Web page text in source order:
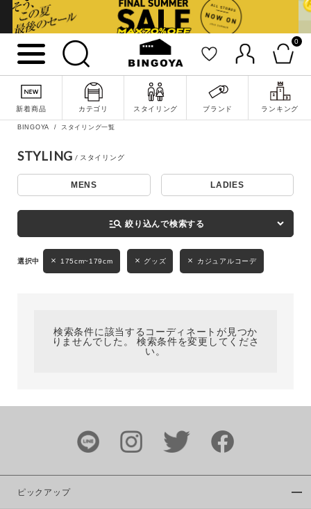
0
新着商品 カテゴリ スタイリング ブランド ランキング
詳細検索
BINGOYA スタイリング一覧
STYLING
MENS LADIES
manage_search 絞り込んで検索する
175cm~179cm グッズ カジュアルコーデ
検索条件に該当するコーディネートが見つか
りませんでした。 検索条件を変更してくださ
い。
ピックアップ